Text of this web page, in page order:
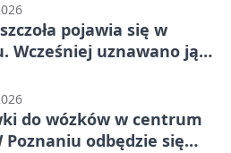
pojawia się w
Wcześniej uznawano ją
do wózków w centrum
Poznaniu odbędzie się